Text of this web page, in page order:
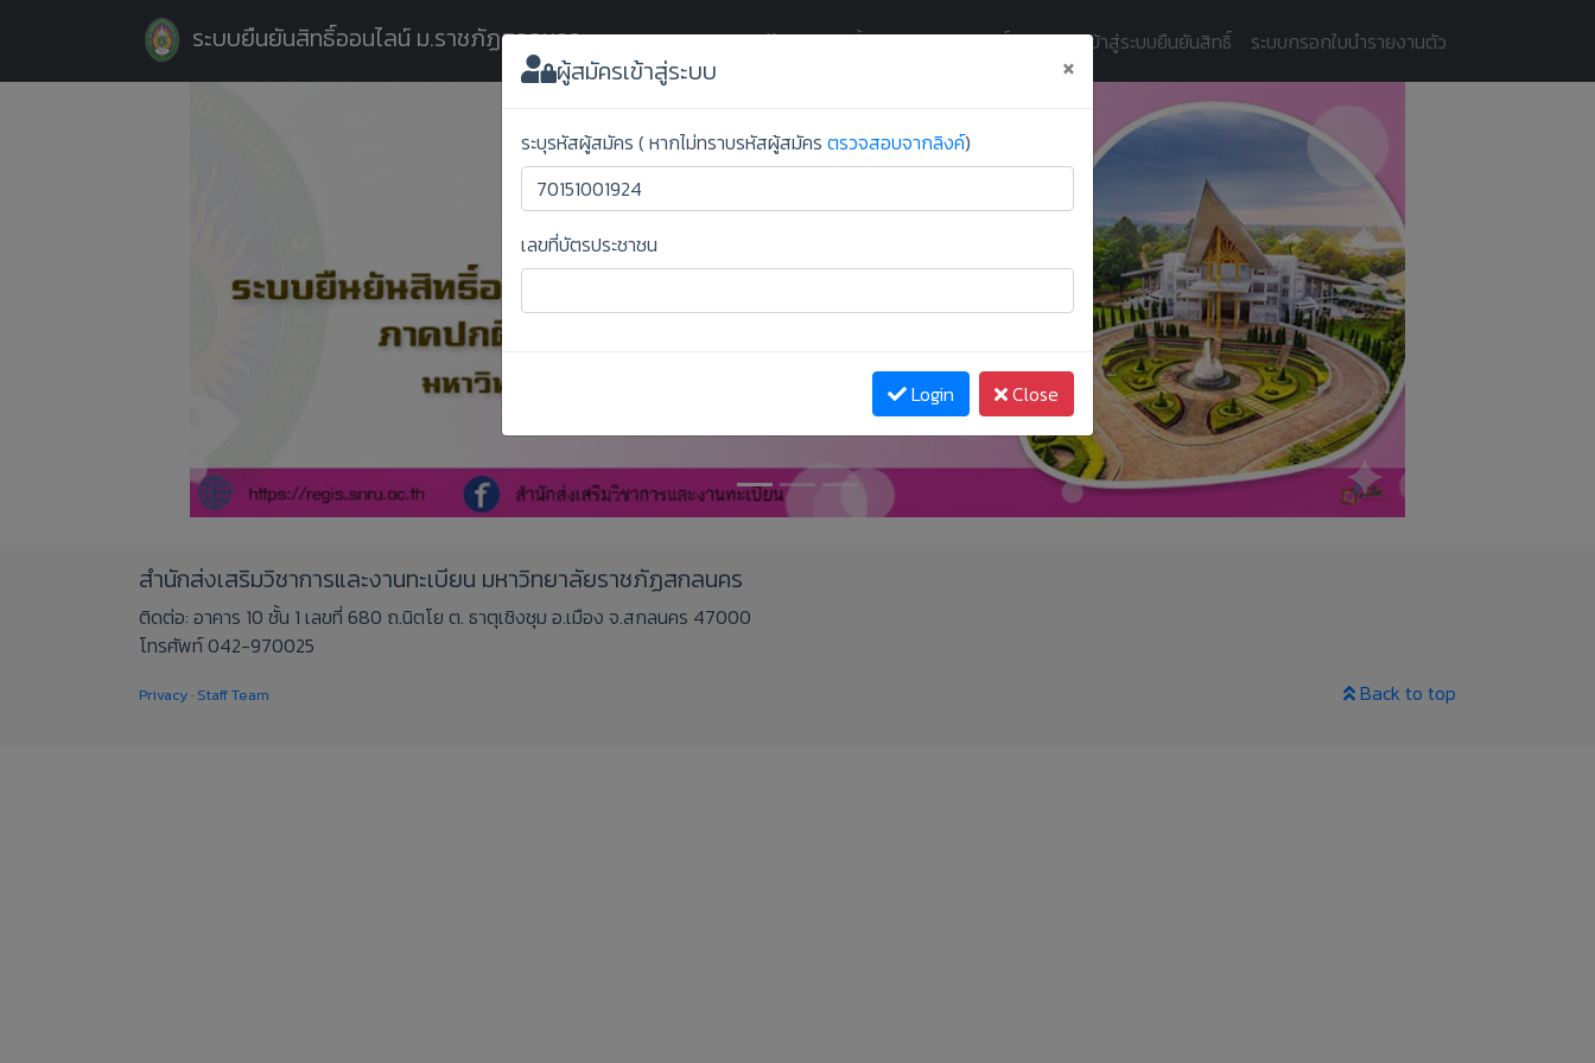
ระบบยืนยันสิทธิ์ออนไลน์ ม.ราชภัฏสกลนคร Home(current)
ขั้นตอนการยืนยันสิทธิ์ ผู้สมัครเข้าสู่ระบบยืนยันสิทธิ์ ระบบกรอกใบนำรายงานตัว
ผู้สมัครเข้าสู่ระบบ ×
ระบุรหัสผู้สมัคร ( หากไม่ทราบรหัสผู้สมัคร ตรวจสอบจากลิงค์)
เลขที่บัตรประชาชน
Login Close
สำนักส่งเสริมวิชาการและงานทะเบียน มหาวิทยาลัยราชภัฏสกลนคร
ติดต่อ: อาคาร 10 ชั้น 1 เลขที่ 680 ถ.นิตโย ต. ธาตุเชิงชุม อ.เมือง จ.สกลนคร 47000
โทรศัพท์ 042-970025
Back to top
Privacy· Staff Team